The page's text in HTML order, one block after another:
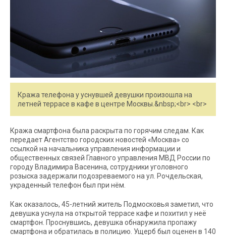
Кража телефона у уснувшей девушки произошла на
летней террасе в кафе в центре Москвы.&nbsp;<br> <br>
Кража смартфона была раскрыта по горячим следам. Как
передает Агентство городских новостей «Москва» со
ссылкой на начальника управления информации и
общественных связей Главного управления МВД России по
городу Владимира Васенина, сотрудники уголовного
розыска задержали подозреваемого на ул. Рочдельская,
украденный телефон был при нём.
Как оказалось, 45-летний житель Подмосковья заметил, что
девушка уснула на открытой террасе кафе и похитил у неё
смартфон. Проснувшись, девушка обнаружила пропажу
смартфона и обратилась в полицию. Ущерб был оценен в 140